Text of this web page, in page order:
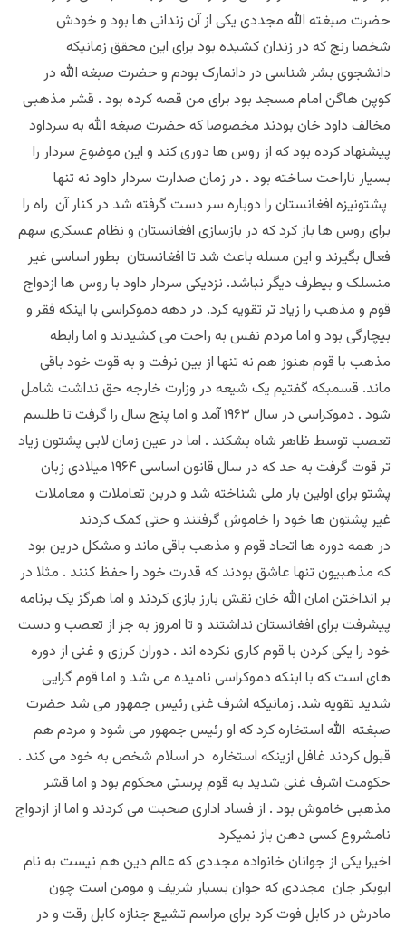
حضرت صبغته الله مجددی یکی از آن زندانی ها بود و خودش
شخصا رنج که در زندان کشیده بود برای این محقق زمانیکه
دانشجوی بشر شناسی در دانمارک بودم و حضرت صبغه الله در
کوپن هاگن امام مسجد بود برای من قصه کرده بود . قشر مذهبی
مخالف داود خان بودند مخصوصا که حضرت صبغه الله به سرداود
پیشنهاد کرده بود که از روس ها دوری کند و این موضوع سردار را
بسیار ناراحت ساخته بود . در زمان صدارت سردار داود نه تنها
پشتونیزه افغانستان را دوباره سر دست گرفته شد در کنار آن راه را
برای روس ها باز کرد که در بازسازی افغانستان و نظام عسکری سهم
فعال بگیرند و این مسله باعث شد تا افغانستان بطور اساسی غیر
منسلک و بیطرف دیگر نباشد. نزدیکی سردار داود با روس ها ازدواج
قوم و مذهب را زیاد تر تقویه کرد. در دهه دموکراسی با اینکه فقر و
بیچارگی بود و اما مردم نفس به راحت می کشیدند و اما رابطه
مذهب با قوم هنوز هم نه تنها از بین نرفت و به قوت خود باقی
ماند. قسمبکه گفتیم یک شیعه در وزارت خارجه حق نداشت شامل
شود . دموکراسی در سال ۱۹۶۳ آمد و اما پنج سال را گرفت تا طلسم
تعصب توسط ظاهر شاه بشکند . اما در عین زمان لابی پشتون زیاد
تر قوت گرفت به حد که در سال قانون اساسی ۱۹۶۴ میلادی زبان
پشتو برای اولین بار ملی شناخته شد و دربن تعاملات و معاملات
غیر پشتون ها خود را خاموش گرفتند و حتی کمک کردند
در همه دوره ها اتحاد قوم و مذهب باقی ماند و مشکل درین بود
که مذهبیون تنها عاشق بودند که قدرت خود را حفظ کنند . مثلا در
بر انداختن امان الله خان نقش بارز بازی کردند و اما هرگز یک برنامه
پیشرفت برای افغانستان نداشتند و تا امروز به جز از تعصب و دست
خود را یکی کردن با قوم کاری نکرده اند . دوران کرزی و غنی از دوره
های است که با ابنکه دموکراسی نامیده می شد و اما قوم گرایی
شدید تقویه شد. زمانیکه اشرف غنی رئیس جمهور می شد حضرت
صبغته الله استخاره کرد که او رئیس جمهور می شود و مردم هم
قبول کردند غافل ازینکه استخاره در اسلام شخص به خود می کند .
حکومت اشرف غنی شدید به قوم پرستی محکوم بود و اما قشر
مذهبی خاموش بود . از فساد اداری صحبت می کردند و اما از ازدواج
نامشروع کسی دهن باز نمیکرد
اخیرا یکی از جوانان خانواده مجددی که عالم دین هم نیست به نام
ابوبکر جان مجددی که جوان بسیار شریف و مومن است چون
مادرش در کابل فوت کرد برای مراسم تشیع جنازه کابل رقت و در